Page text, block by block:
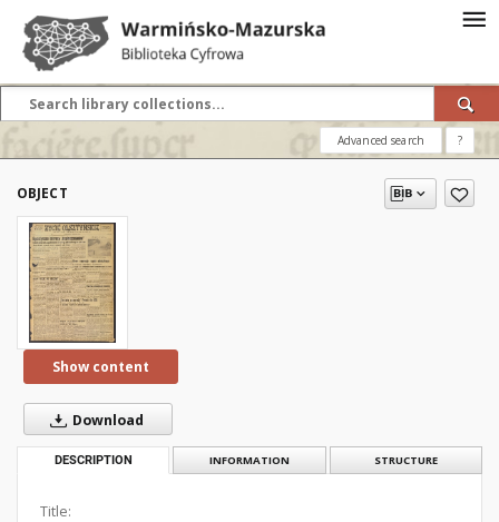
Advanced search ?
OBJECT
Show content
Download
DESCRIPTION INFORMATION STRUCTURE
Title: